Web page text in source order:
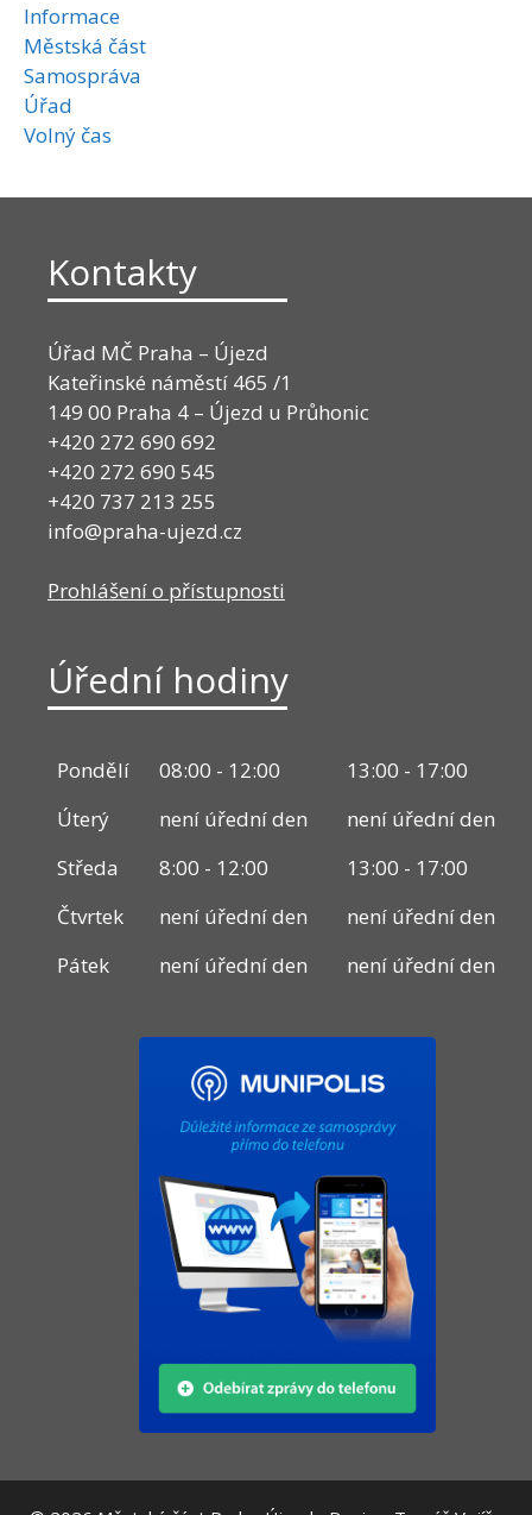
Informace
Městská část
Samospráva
Úřad
Volný čas
Kontakty
Úřad MČ Praha – Újezd
Kateřinské náměstí 465 /1
149 00 Praha 4 – Újezd u Průhonic
+420 272 690 692
+420 272 690 545
+420 737 213 255
info@praha-ujezd.cz
Prohlášení o přístupnosti
Úřední hodiny
Pondělí 08:00 - 12:00
13:00 - 17:00
Úterý
není úřední den
není úřední den
Středa
8:00 - 12:00
13:00 - 17:00
Čtvrtek
není úřední den
není úřední den
Pátek
není úřední den není úřední den